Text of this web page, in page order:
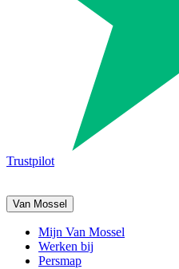
Trustpilot
Van Mossel
Mijn Van Mossel
Werken bij
Persmap